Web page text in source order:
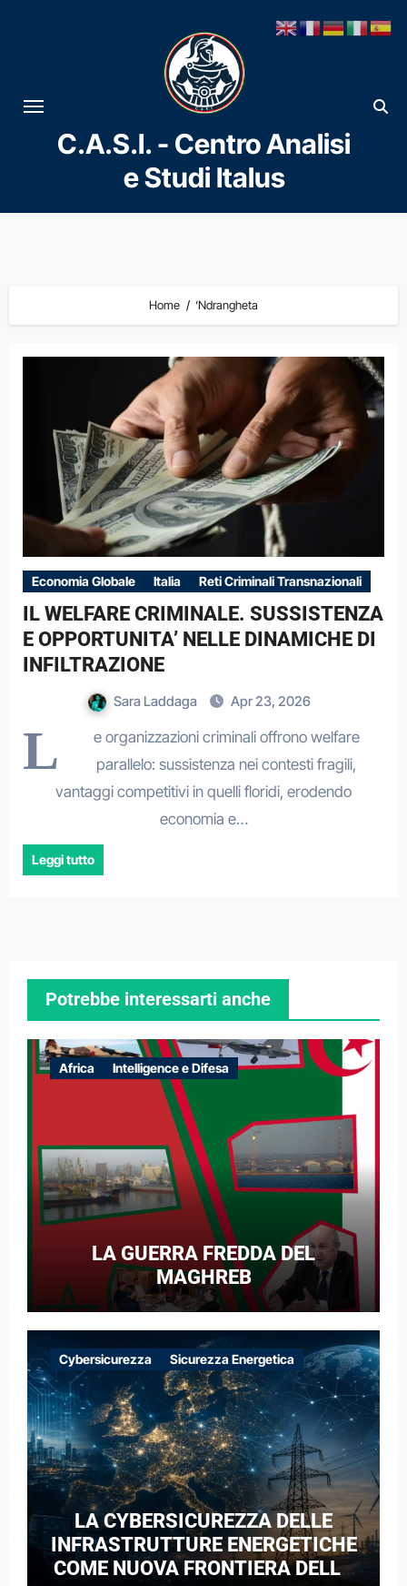
al
contenuto
C.A.S.I. - Centro Analisi
e Studi Italus
Home ‘Ndrangheta
Economia Globale Italia Reti Criminali Transnazionali
IL WELFARE CRIMINALE. SUSSISTENZA
E OPPORTUNITA’ NELLE DINAMICHE DI
INFILTRAZIONE
Sara Laddaga Apr 23, 2026
L
e organizzazioni criminali offrono welfare
parallelo: sussistenza nei contesti fragili,
vantaggi competitivi in quelli floridi, erodendo
economia e…
Leggi tutto
Potrebbe interessarti anche
Africa Intelligence e Difesa
LA GUERRA FREDDA DEL
MAGHREB
Cybersicurezza Sicurezza Energetica
LA CYBERSICUREZZA DELLE
INFRASTRUTTURE ENERGETICHE
COME NUOVA FRONTIERA DELLA